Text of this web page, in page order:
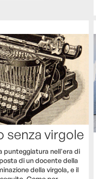
senza virgole
punteggiatura nell'era di
di un docente della
della virgola, e il